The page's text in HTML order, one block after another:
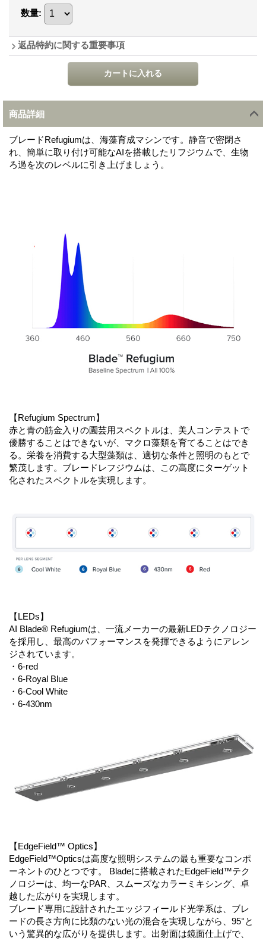
数量:
返品特約に関する重要事項
商品詳細
ブレードRefugiumは、海藻育成マシンです。静音で密閉さ
れ、簡単に取り付け可能なAIを搭載したリフジウムで、生物
ろ過を次のレベルに引き上げましょう。
【Refugium Spectrum】
赤と青の筋金入りの園芸用スペクトルは、美人コンテストで
優勝することはできないが、マクロ藻類を育てることはでき
る。栄養を消費する大型藻類は、適切な条件と照明のもとで
繁茂します。ブレードレフジウムは、この高度にターゲット
化されたスペクトルを実現します。
【LEDs】
AI Blade® Refugiumは、一流メーカーの最新LEDテクノロジー
を採用し、最高のパフォーマンスを発揮できるようにアレン
ジされています。
・6-red
・6-Royal Blue
・6-Cool White
・6-430nm
【EdgeField™ Optics】
EdgeField™Opticsは高度な照明システムの最も重要なコンポ
ーネントのひとつです。 Bladeに搭載されたEdgeField™テク
ノロジーは、均一なPAR、スムーズなカラーミキシング、卓
越した広がりを実現します。
ブレード専用に設計されたエッジフィールド光学系は、ブレ
ードの長さ方向に比類のない光の混合を実現しながら、95°と
いう驚異的な広がりを提供します。出射面は鏡面仕上げで、